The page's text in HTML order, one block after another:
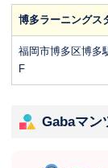
博多ラーニングス
福岡市博多区博多
F
Gabaマン